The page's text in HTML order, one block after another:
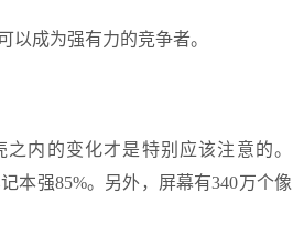
以成为强有力的竞争者。
内的变化才是特别应该注意的。
本强85%。另外，屏幕有340万个像